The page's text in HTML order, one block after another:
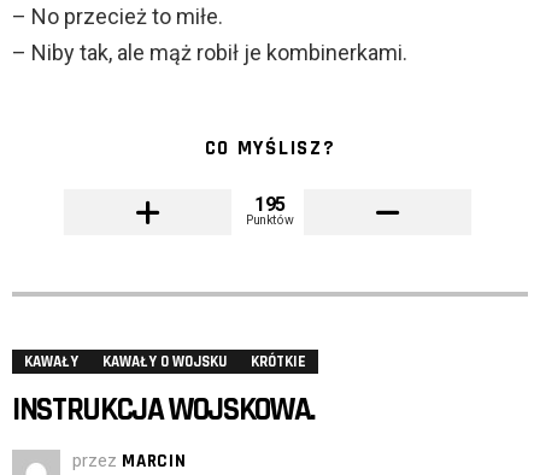
– No przecież to miłe.
– Niby tak, ale mąż robił je kombinerkami.
CO MYŚLISZ?
195
Punktów
KAWAŁY KAWAŁY O WOJSKU KRÓTKIE
INSTRUKCJA WOJSKOWA.
przez MARCIN